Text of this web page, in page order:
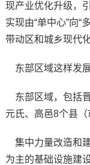
现产业优化升级，
实现由“单中心”向“
带动区和城乡现代
东部区域这样发
东部区域，包括
元氏、高邑8个县（
集中力量改造和
为主的基础设施建